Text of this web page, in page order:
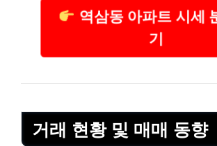
역삼동 아파트 시세
기
거래 현황 및 매매 동향